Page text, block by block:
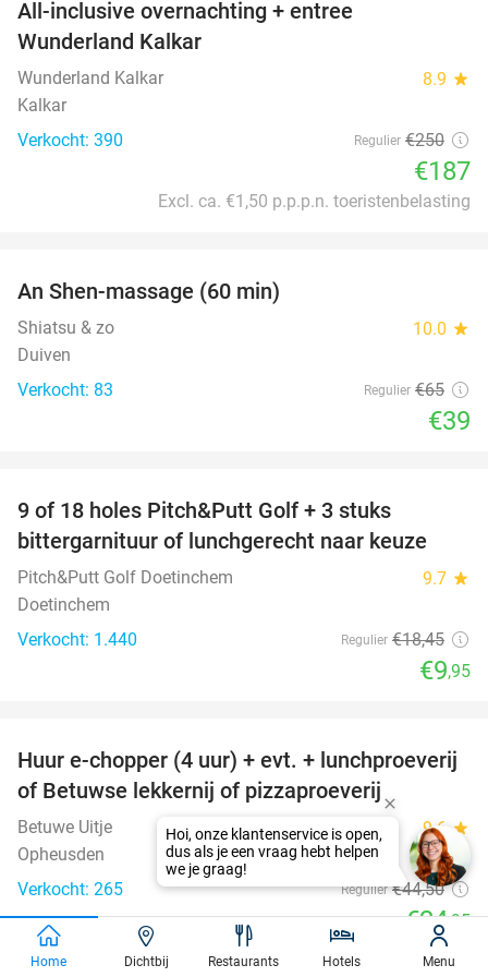
All-inclusive overnachting + entree
Wunderland Kalkar
Wunderland Kalkar 8.9 star
Kalkar
Verkocht: 390
Regulier €250
€187
Excl. ca. €1,50 p.p.p.n. toeristenbelasting
An Shen-massage (60 min)
Shiatsu & zo 10.0 star
Duiven
Verkocht: 83
Regulier €65
€39
9 of 18 holes Pitch&Putt Golf + 3 stuks
bittergarnituur of lunchgerecht naar keuze
Pitch&Putt Golf Doetinchem 9.7 star
Doetinchem
Verkocht: 1.440
Regulier €18,45
€9,95
44%
Huur e-chopper (4 uur) + evt. + lunchproeverij
of Betuwse lekkernij of pizzaproeverij
Betuwe Uitje 9.6 star
Opheusden
Verkocht: 265
Regulier €44,50
€24,95
favorite_border
Home Dichtbij Restaurants Hotels Menu